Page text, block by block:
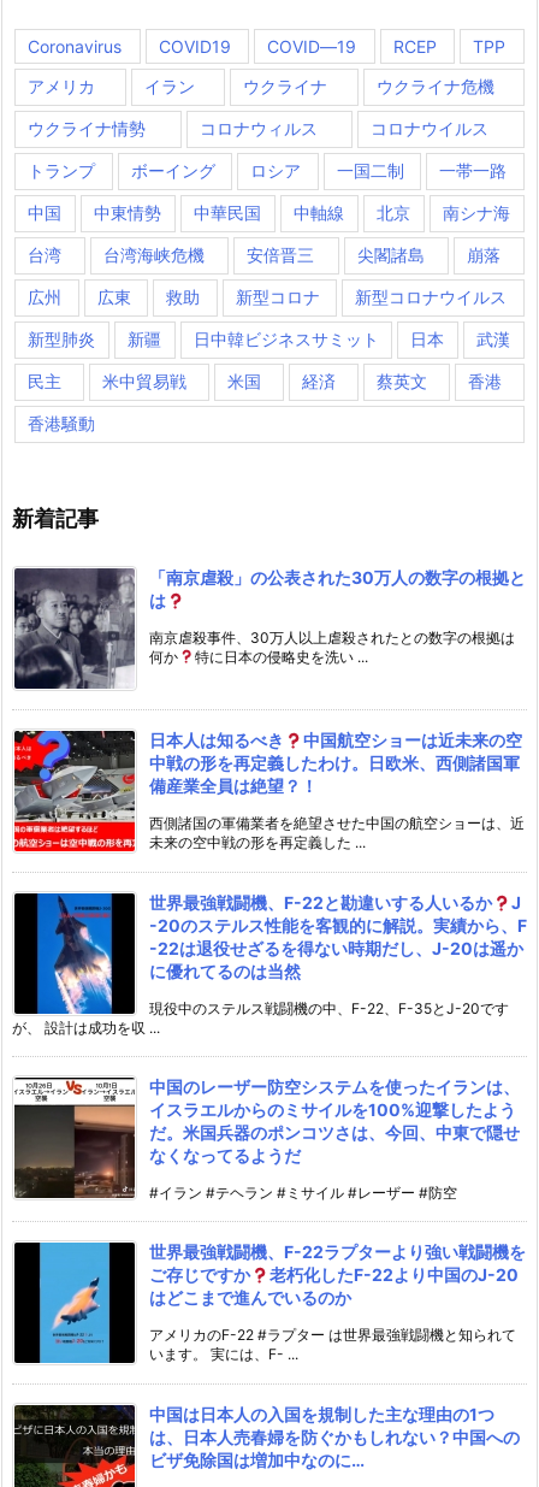
Coronavirus COVID19 COVID―19 RCEP
TPP
アメリカ
イラン ウクライナ ウクライナ危機
ウクライナ情勢 コロナウィルス コロナウイルス
トランプ ボーイング ロシア 一国二制 一帯一路
中国 中東情勢 中華民国 中軸線 北京 南シナ海
台湾 台湾海峡危機 安倍晋三 尖閣諸島 崩落
広州 広東 救助 新型コロナ 新型コロナウイルス
新型肺炎 新疆 日中韓ビジネスサミット 日本 武漢
民主 米中貿易戦 米国 経済 蔡英文 香港
香港騒動
新着記事
「南京虐殺」の公表された30万人の数字の根拠と
は
南京虐殺事件、30万人以上虐殺されたとの数字の根拠は
何か
特に日本の侵略史を洗い ...
日本人は知るべき
中国航空ショーは近未来の空
中戦の形を再定義したわけ。日欧米、西側諸国軍
備産業全員は絶望？！
西側諸国の軍備業者を絶望させた中国の航空ショーは、近
未来の空中戦の形を再定義した ...
世界最強戦闘機、F-22と勘違いする人いるか
J
-20のステルス性能を客観的に解説。実績から、F
-22は退役せざるを得ない時期だし、J-20は遥か
に優れてるのは当然
現役中のステルス戦闘機の中、F-22、F-35とJ-20です
が、 設計は成功を収 ...
中国のレーザー防空システムを使ったイランは、
イスラエルからのミサイルを100%迎撃したよう
だ。米国兵器のポンコツさは、今回、中東で隠せ
なくなってるようだ
#イラン #テヘラン #ミサイル #レーザー #防空
世界最強戦闘機、F-22ラプターより強い戦闘機を
ご存じですか
老朽化したF-22より中国のJ-20
はどこまで進んでいるのか
アメリカのF-22 #ラプター は世界最強戦闘機と知られて
います。 実には、F- ...
中国は日本人の入国を規制した主な理由の1つ
は、日本人売春婦を防ぐかもしれない？中国への
ビザ免除国は増加中なのに…